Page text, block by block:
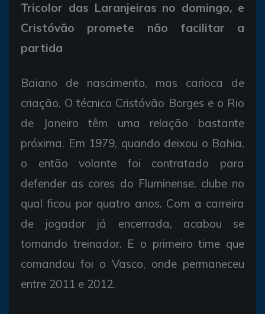
Tricolor das Laranjeiras no domingo, e
Cristóvão promete não facilitar a
partida
Baiano de nascimento, mas carioca de
criação. O técnico Cristóvão Borges e o Rio
de Janeiro têm uma relação bastante
próxima. Em 1979, quando deixou o Bahia,
o então volante foi contratado para
defender as cores do Fluminense, clube no
qual ficou por quatro anos. Com a carreira
de jogador já encerrada, acabou se
tornando treinador. E o primeiro time que
comandou foi o Vasco, onde permaneceu
entre 2011 e 2012.